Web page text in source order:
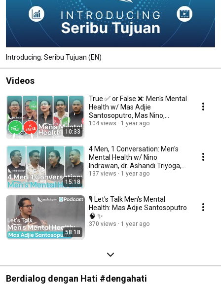
Introducing: Seribu Tujuan (EN)
Videos
10:33
True ✅ or False ❌: Men's Mental
Health w/ Mas Adjie
Santosoputro, Mas Nino,
Ashandi, Wantja & Mike
104 views 1 year ago
15:18
4 Men, 1 Conversation: Men's
Mental Health w/ Nino
Indrawan, dr. Ashandi Triyoga,
Wantja & Michael
137 views 1 year ago
58:18
🎙️ Let's Talk Men's Mental
Health: Mas Adjie Santosoputro
🧠 ✨
370 views 1 year ago
Berdialog dengan Hati #dengahati